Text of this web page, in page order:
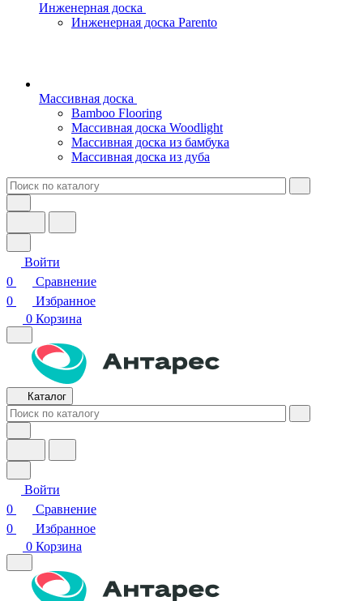
Инженерная доска
Инженерная доска Parento
Массивная доска
Bamboo Flooring
Массивная доска Woodlight
Массивная доска из бамбука
Массивная доска из дуба
Войти
0
Сравнение
0
Избранное
0 Корзина
Каталог
Войти
0
Сравнение
0
Избранное
0 Корзина